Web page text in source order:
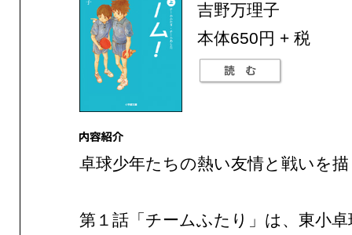
吉野万理子
本体650円 + 税
卓球少年たちの熱い友情と戦いを
第１話「チームふたり」は、東小